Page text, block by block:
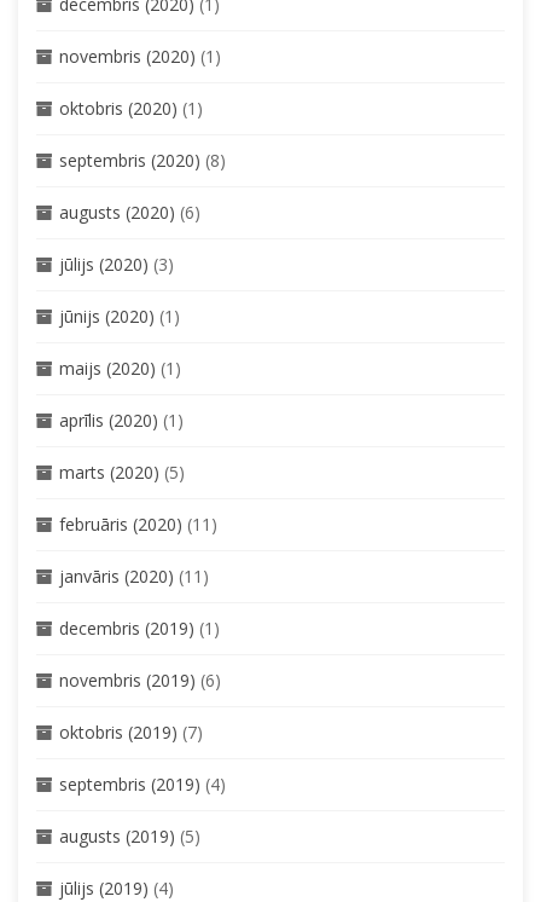
novembris (2020) (1)
oktobris (2020) (1)
septembris (2020) (8)
augusts (2020) (6)
jūlijs (2020) (3)
jūnijs (2020) (1)
maijs (2020) (1)
aprīlis (2020) (1)
marts (2020) (5)
februāris (2020) (11)
janvāris (2020) (11)
decembris (2019) (1)
novembris (2019) (6)
oktobris (2019) (7)
septembris (2019) (4)
augusts (2019) (5)
jūlijs (2019) (4)